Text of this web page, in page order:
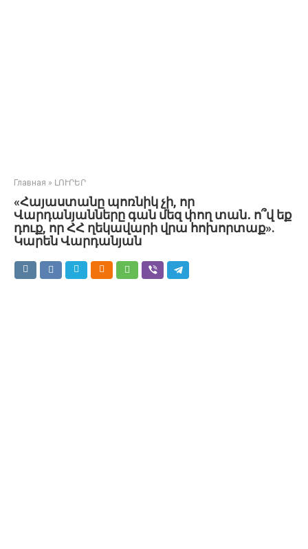
Главная » ԼՈՒՐԵՐ
«Հայաստանը պոռնիկ չի, որ
Վարդանյանները գան մեզ փող տան․ ո՞վ եք
դուք, որ ՀՀ ղեկավարի վրա հոխորտաք».
Կարեն Վարդանյան